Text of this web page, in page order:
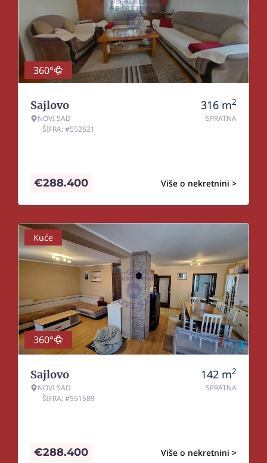
360°
Sajlovo
NOVI SAD
ŠIFRA: #552621
316 m2
SPRATNA
Više o nekretnini >
€288.400
Kuće
360°
Sajlovo
NOVI SAD
ŠIFRA: #551589
142 m2
SPRATNA
Više o nekretnini >
€288.400